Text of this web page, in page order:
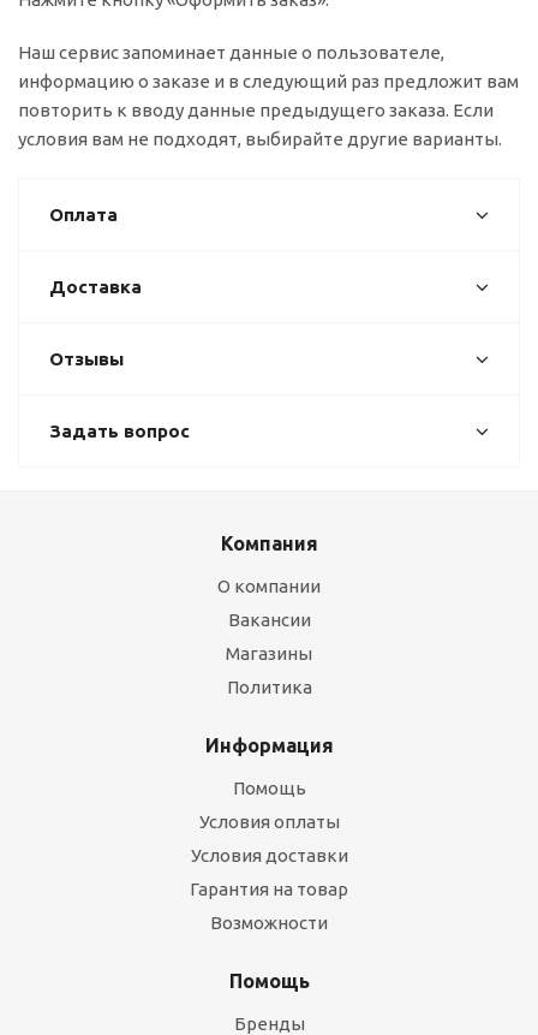
Наш сервис запоминает данные о пользователе,
информацию о заказе и в следующий раз предложит вам
повторить к вводу данные предыдущего заказа. Если
условия вам не подходят, выбирайте другие варианты.
Оплата
Доставка
Отзывы
Задать вопрос
Компания
О компании
Вакансии
Магазины
Политика
Информация
Помощь
Условия оплаты
Условия доставки
Гарантия на товар
Возможности
Помощь
Бренды